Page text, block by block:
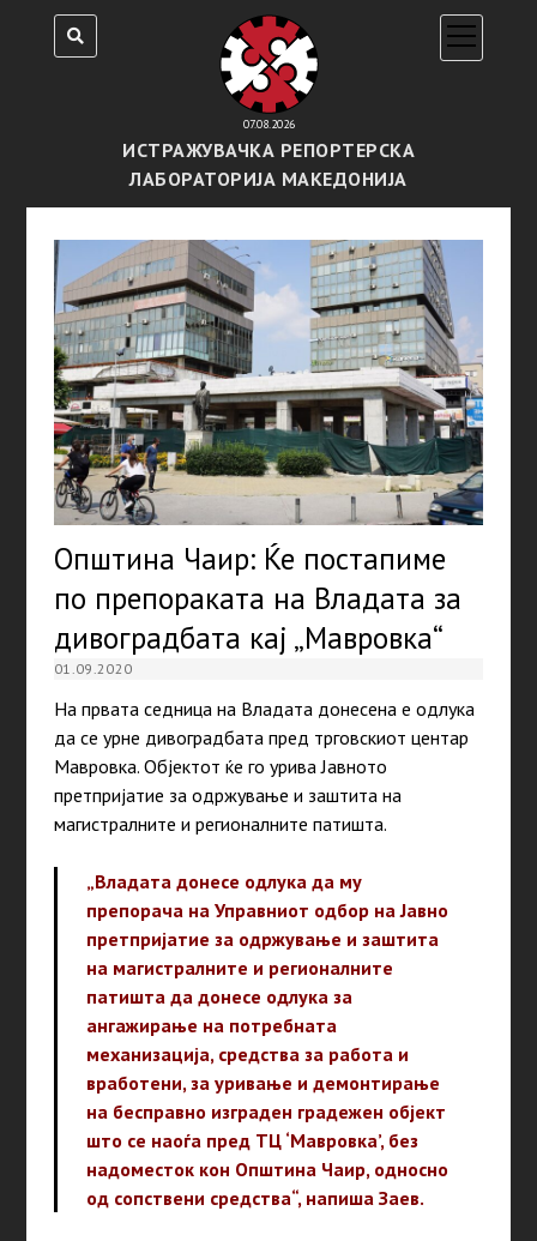
07.08.2026
ИСТРАЖУВАЧКА РЕПОРТЕРСКА
ЛАБОРАТОРИЈА МАКЕДОНИЈА
open
menu
Општина Чаир: Ќе постапиме
по препораката на Владата за
дивоградбата кај „Мавровка“
01.09.2020
На првата седница на Владата донесена е одлука
да се урне дивоградбата пред трговскиот центар
Мавровка. Објектот ќе го урива Јавното
претпријатие за одржување и заштита на
магистралните и регионалните патишта.
„Владата донесе одлука да му
препорача на Управниот одбор на Јавно
претпријатие за одржување и заштита
на магистралните и регионалните
патишта да донесе одлука за
ангажирање на потребната
механизација, средства за работа и
вработени, за уривање и демонтирање
на бесправно изграден градежен објект
што се наоѓа пред ТЦ ‘Мавровка’, без
надоместок кон Општина Чаир, односно
од сопствени средства“, напиша Заев.